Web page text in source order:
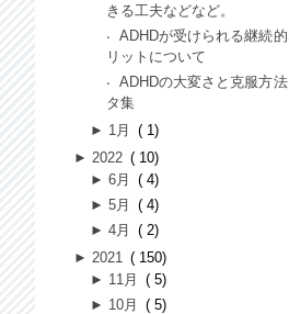
きる工夫などなど。
ADHDが受けられる継続
リットについて
ADHDの大変さと克服方
タ集
► 1月
1
► 2022
10
►6月
4
►5月
4
►4月
2
► 2021
150
► 11月
5
► 10月
5